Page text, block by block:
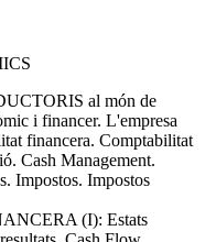
al món de
i financer. L'empresa
financera. Comptabilitat
Cash Management.
Impostos. Impostos
(I): Estats